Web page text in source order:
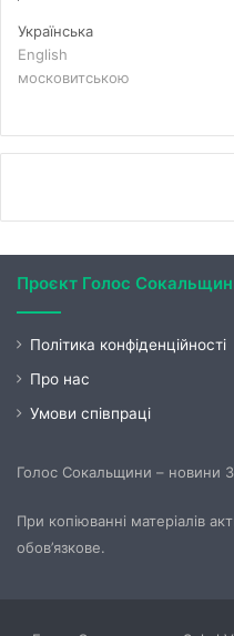
Українська
English
московитською
Проєкт Голос
Політика конфіденційності
Про нас
Умови співпраці
Голос Сокальщини – новини
При копіюванні матеріалів
обов’язкове.